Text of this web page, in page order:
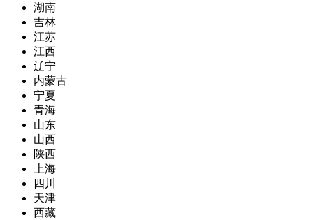
湖南
吉林
江苏
江西
辽宁
内蒙古
宁夏
青海
山东
山西
陕西
上海
四川
天津
西藏